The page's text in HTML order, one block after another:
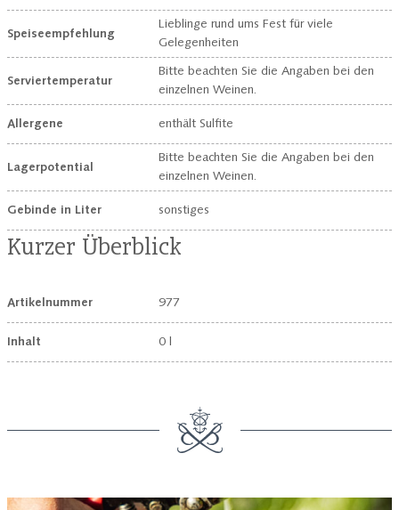
Speiseempfehlung
Lieblinge rund ums Fest für viele
Gelegenheiten
Serviertemperatur
Bitte beachten Sie die Angaben bei den
einzelnen Weinen.
Allergene enthält Sulfite
Lagerpotential
Bitte beachten Sie die Angaben bei den
einzelnen Weinen.
Gebinde in Liter sonstiges
Kurzer Überblick
Artikelnummer 977
Inhalt 0 l